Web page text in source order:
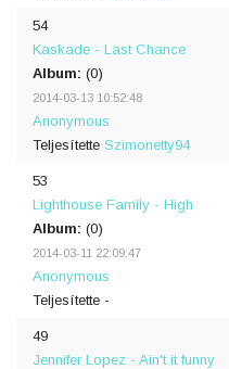
54
Kaskade - Last Chance
Album: (0)
2014-03-13 10:52:48
Anonymous
Teljesítette Szimonetty94
53
Lighthouse Family - High
Album: (0)
2014-03-11 22:09:47
Anonymous
Teljesítette -
49
Jennifer Lopez - Ain't it funny